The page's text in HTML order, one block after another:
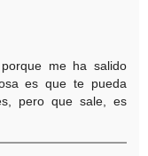
me ha salido
es que te pueda
pero que sale, es